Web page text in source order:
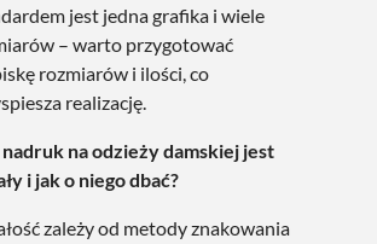
jest jedna grafika i wiele
– warto przygotować
rozmiarów i ilości, co
realizację.
na odzieży damskiej jest
i jak o niego dbać?
zależy od metody znakowania